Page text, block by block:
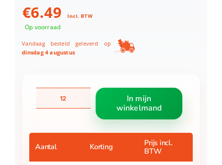
€6.49 Incl. BTW
Op voorraad
Vandaag besteld geleverd op
dinsdag 4 augustus
Spray
In
Enveloppe
aantal
In mijn
winkelmand
Aantal Korting
Prijs incl.
BTW